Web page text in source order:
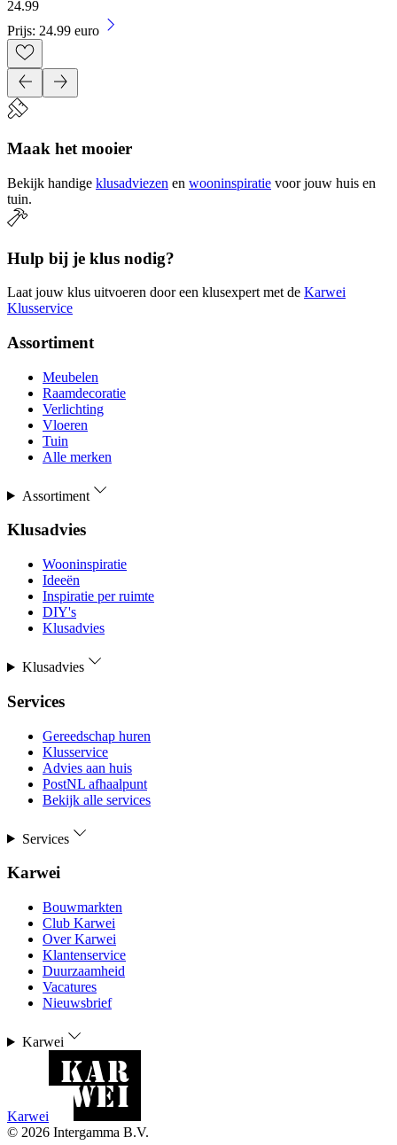
24.99
Prijs: 24.99 euro
Maak het mooier
Bekijk handige klusadviezen en wooninspiratie voor jouw huis en
tuin.
Hulp bij je klus nodig?
Laat jouw klus uitvoeren door een klusexpert met de Karwei
Klusservice
Assortiment
Meubelen
Raamdecoratie
Verlichting
Vloeren
Tuin
Alle merken
Assortiment
Klusadvies
Wooninspiratie
Ideeën
Inspiratie per ruimte
DIY's
Klusadvies
Klusadvies
Services
Gereedschap huren
Klusservice
Advies aan huis
PostNL afhaalpunt
Bekijk alle services
Services
Karwei
Bouwmarkten
Club Karwei
Over Karwei
Klantenservice
Duurzaamheid
Vacatures
Nieuwsbrief
Karwei
Karwei
© 2026 Intergamma B.V.